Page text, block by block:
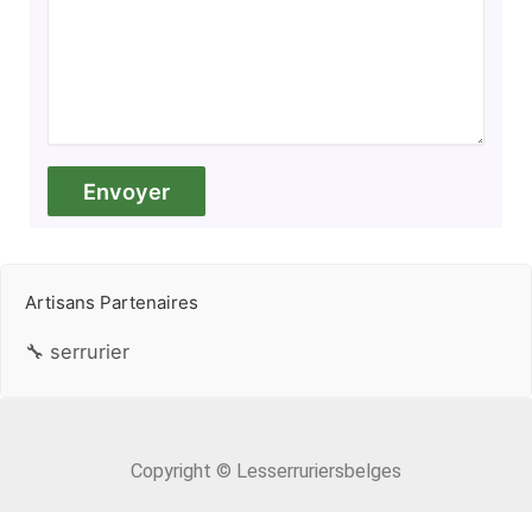
Artisans Partenaires
🔧 serrurier
Copyright © Lesserruriersbelges